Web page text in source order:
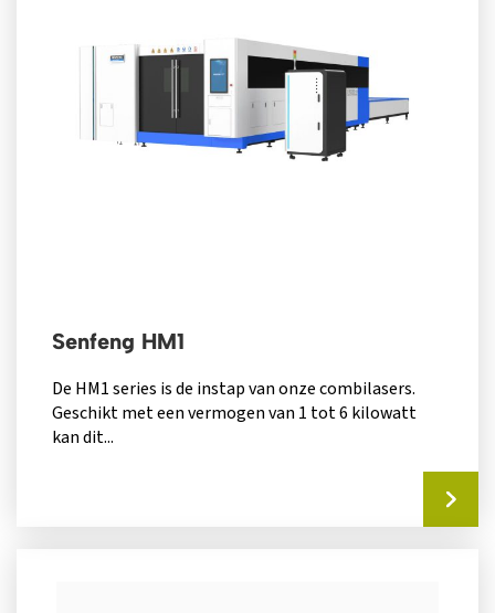
Senfeng HM1
De HM1 series is de instap van onze combilasers.
Geschikt met een vermogen van 1 tot 6 kilowatt
kan dit...